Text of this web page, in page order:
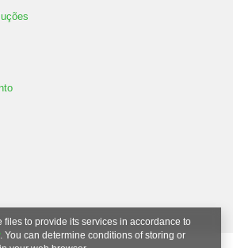
files to provide its services in accordance to
. You can determine conditions of storing or